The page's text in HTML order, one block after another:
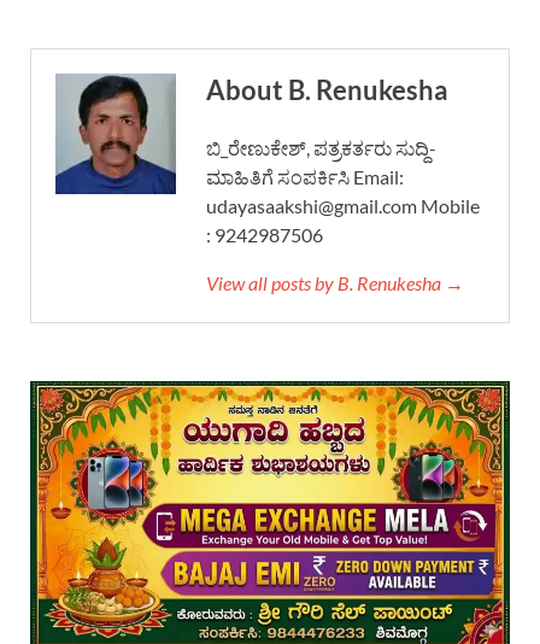
About B. Renukesha
ಬಿ_ರೇಣುಕೇಶ್, ಪತ್ರಕರ್ತರು ಸುದ್ದಿ-
ಮಾಹಿತಿಗೆ ಸಂಪರ್ಕಿಸಿ Email:
udayasaakshi@gmail.com Mobile
: 9242987506
View all posts by B. Renukesha →